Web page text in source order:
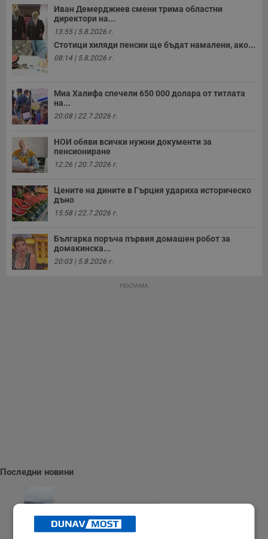
Иван Демерджиев смени трима областни
директори на...
13:55 | 5.8.2026 г.
Стотици хиляди пенсии ще бъдат намалени, ако...
08:14 | 5.8.2026 г.
Миа Халифа спечели 650 000 долара от титлата
на...
20:08 | 22.7.2026 г.
НОИ обяви всички нужни документи за
пенсиониране
12:26 | 20.7.2026 г.
Цените на дините в Гърция удариха историческо
дъно
15:58 | 22.7.2026 г.
Българка поръча първия домашен робот за
домакинска...
20:03 | 5.8.2026 г.
РЕКЛАМА
Последни новини
Температурите падат към 23 август